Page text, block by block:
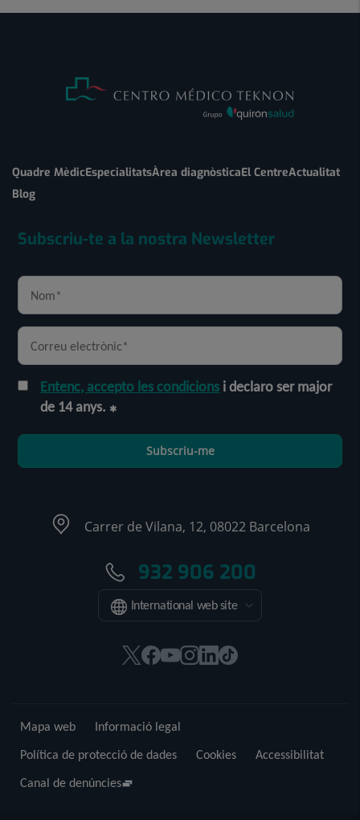
Quadre MèdicEspecialitatsÀrea diagnòsticaEl CentreActualitat
Blog
Subscriu-te a la nostra Newsletter
Entenc, accepto les condicions i declaro ser major
de 14 anys.
Subscriu-me
Carrer de Vilana, 12, 08022 Barcelona
932 906 200
International web site
Aquest
una
finestra
Aquest
una
finestra
Aquest
una
finestra
Aquest
finestra
Aquest
finestra
Enllaç
Mapa web
Informació legal
Política de protecció de dades
Cookies
Accessibilitat
Canal de denúncies